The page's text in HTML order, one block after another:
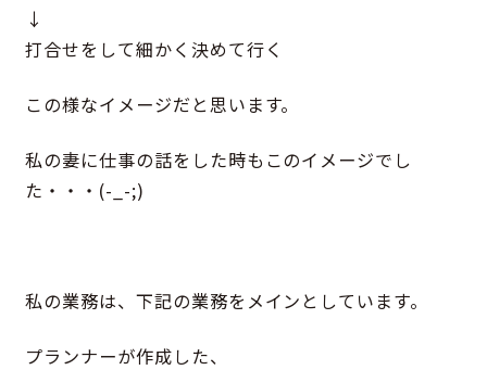
↓
打合せをして細かく決めて行く
この様なイメージだと思います。
私の妻に仕事の話をした時もこのイメージでし
た・・・(-_-;)
私の業務は、下記の業務をメインとしています。
プランナーが作成した、